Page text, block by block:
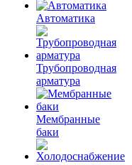
Автоматика
Трубопроводная
арматура
Мембранные
баки